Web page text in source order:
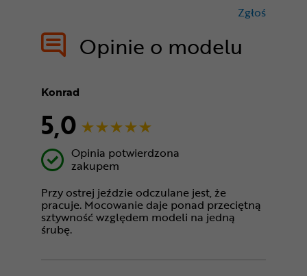
Opinie o modelu
Zgłoś
Konrad
5,0
Opinia potwierdzona
zakupem
Przy ostrej jeździe odczulane jest, że
pracuje. Mocowanie daje ponad przeciętną
sztywność względem modeli na jedną
śrubę.